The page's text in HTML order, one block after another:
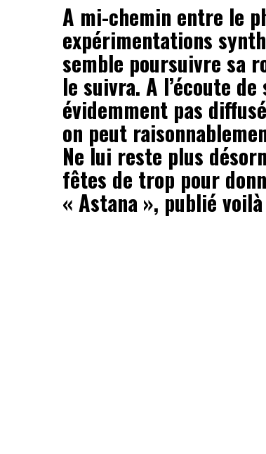
A mi-chemin entre le
expérimentations
semble poursuivre sa
le suivra. A l’écoute
évidemment pas
on peut
Ne lui reste plus
fêtes de trop pour
« Astana », publié